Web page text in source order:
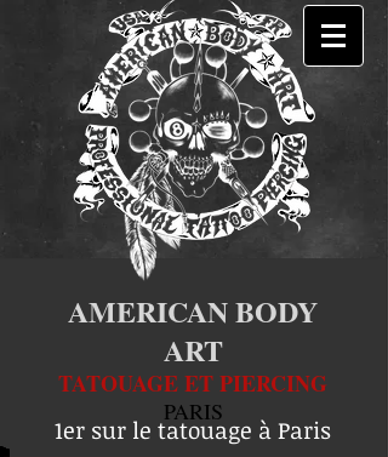
AMERICAN BODY
ART
TATOUAGE ET PIERCING
PARIS
1er sur le tatouage à Paris